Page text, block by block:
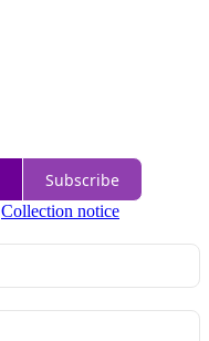
Subscribe
Collection notice